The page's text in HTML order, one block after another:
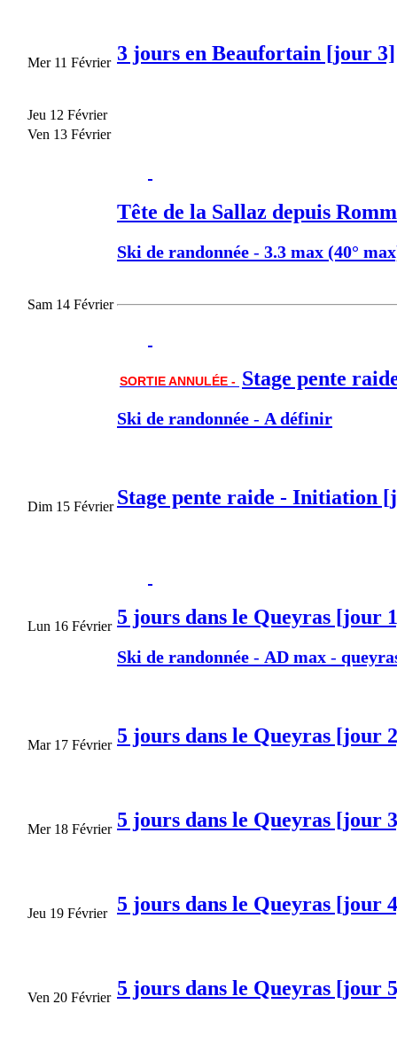
Mer 11 Février 3 jours en Beaufortain [jour 3]
Jeu 12 Février
Ven 13 Février
Sam 14 Février
Tête de la Sallaz depuis
Ski de randonnée - 3.3 max (40°
SORTIE ANNULÉE - Stage pente
Ski de randonnée - A définir
Dim 15 Février Stage pente raide - Initiation
Lun 16 Février 5 jours dans le Queyras [jour
Ski de randonnée - AD max -
Mar 17 Février 5 jours dans le Queyras [jour
Mer 18 Février 5 jours dans le Queyras [jour
Jeu 19 Février 5 jours dans le Queyras [jour
Ven 20 Février 5 jours dans le Queyras [jour